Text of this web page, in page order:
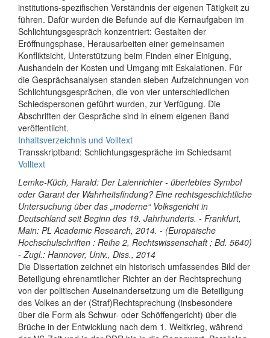
institutions-spezifischen Verständnis der eigenen Tätigkeit zu
führen. Dafür wurden die Befunde auf die Kernaufgaben im
Schlichtungsgespräch konzentriert: Gestalten der
Eröffnungsphase, Herausarbeiten einer gemeinsamen
Konfliktsicht, Unterstützung beim Finden einer Einigung,
Aushandeln der Kosten und Umgang mit Eskalationen. Für
die Gesprächsanalysen standen sieben Aufzeichnungen von
Schlichtungsgesprächen, die von vier unterschiedlichen
Schiedspersonen geführt wurden, zur Verfügung. Die
Abschriften der Gespräche sind in einem eigenen Band
veröffentlicht.
Inhaltsverzeichnis und Volltext
Transskriptband: Schlichtungsgespräche im Schiedsamt
Volltext
Lemke-Küch, Harald: Der Laienrichter - überlebtes Symbol
oder Garant der Wahrheitsfindung? Eine rechtsgeschichtliche
Untersuchung über das „moderne“ Volksgericht in
Deutschland seit Beginn des 19. Jahrhunderts. - Frankfurt,
Main: PL Academic Research, 2014. - (Europäische
Hochschulschriften : Reihe 2, Rechtswissenschaft ; Bd. 5640)
- Zugl.: Hannover, Univ., Diss., 2014
Die Dissertation zeichnet ein historisch umfassendes Bild der
Beteiligung ehrenamtlicher Richter an der Rechtsprechung
von der politischen Auseinandersetzung um die Beteiligung
des Volkes an der (Straf)Rechtsprechung (insbesondere
über die Form als Schwur- oder Schöffengericht) über die
Brüche in der Entwicklung nach dem 1. Weltkrieg, während